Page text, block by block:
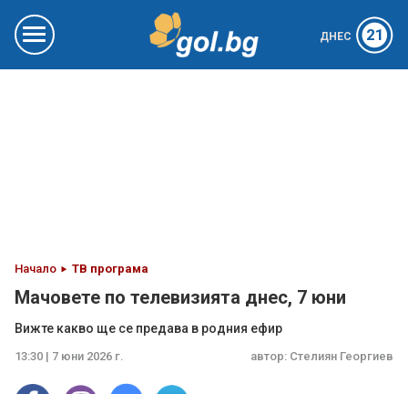
ДНЕС 21
Начало ТВ програма
Мачовете по телевизията днес, 7 юни
Вижте какво ще се предава в родния ефир
13:30 | 7 юни 2026 г. автор: Стелиян Георгиев